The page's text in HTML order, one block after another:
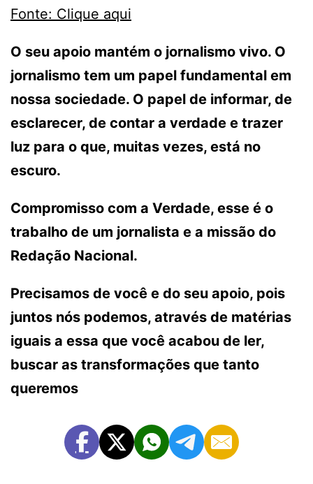
Fonte: Clique aqui
O seu apoio mantém o jornalismo vivo. O
jornalismo tem um papel fundamental em
nossa sociedade. O papel de informar, de
esclarecer, de contar a verdade e trazer
luz para o que, muitas vezes, está no
escuro.
Compromisso com a Verdade, esse é o
trabalho de um jornalista e a missão do
Redação Nacional.
Precisamos de você e do seu apoio, pois
juntos nós podemos, através de matérias
iguais a essa que você acabou de ler,
buscar as transformações que tanto
queremos